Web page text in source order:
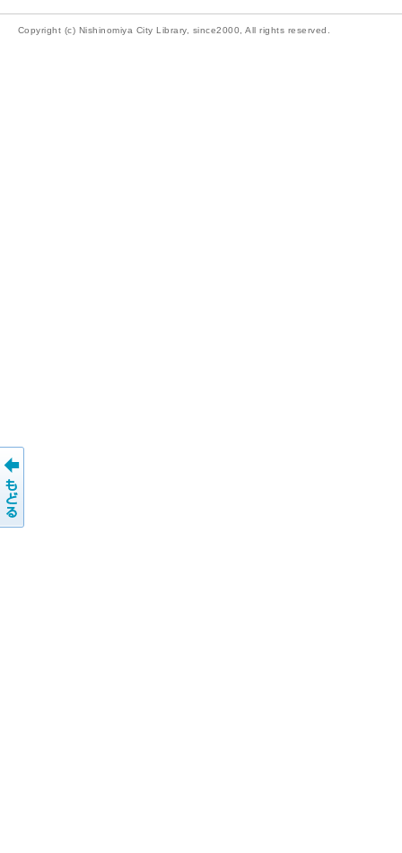
Copyright (c) Nishinomiya City Library, since2000, All rights reserved.